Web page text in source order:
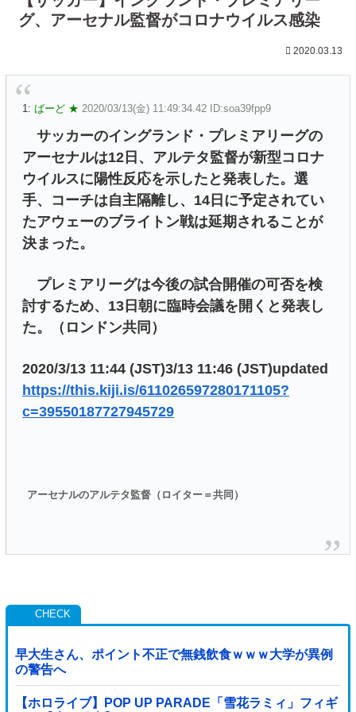
グ、アーセナル監督がコロナウイルス感染
2020.03.13
1: ばーど ★ 2020/03/13(金) 11:49:34.42 ID:soa39fpp9
サッカーのイングランド・プレミアリーグの
アーセナルは12日、アルテタ監督が新型コロナ
ウイルスに陽性反応を示したと発表した。選
手、コーチは自主隔離し、14日に予定されてい
たアウェーのブライトン戦は延期されることが
決まった。
プレミアリーグは今後の試合開催の可否を検
討するため、13日朝に臨時会議を開くと発表し
た。（ロンドン共同）
2020/3/13 11:44 (JST)3/13 11:46 (JST)updated
https://this.kiji.is/611026597280171105?
c=39550187727945729
アーセナルのアルテタ監督（ロイター＝共同）
早大生さん、ポイント不正で無銭飲食ｗｗｗ大学が異例
の警告へ
【ホロライブ】POP UP PARADE「雪花ラミィ」フィギ